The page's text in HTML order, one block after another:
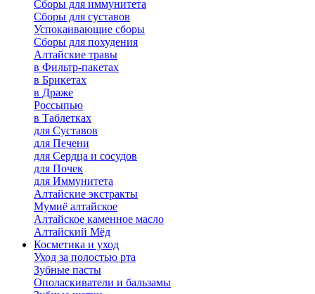
Сборы для иммунитета
Сборы для суставов
Успокаивающие сборы
Сборы для похудения
Алтайские травы
в Фильтр-пакетах
в Брикетах
в Драже
Россыпью
в Таблетках
для Cуставов
для Печени
для Сердца и сосудов
для Почек
для Иммунитета
Алтайские экстракты
Мумиё алтайское
Алтайское каменное масло
Алтайский Мёд
Косметика и уход
Уход за полостью рта
Зубные пасты
Ополаскиватели и бальзамы